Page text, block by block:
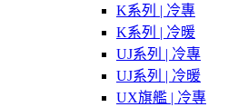
K系列 | 冷專
K系列 | 冷暖
UJ系列 | 冷專
UJ系列 | 冷暖
UX旗艦 | 冷專